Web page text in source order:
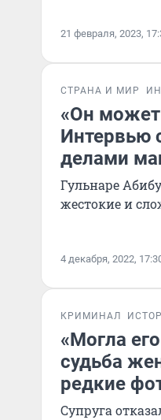
21 февраля, 2023,
СТРАНА И МИР
«Он может
Интервью
делами
Гульнаре
жестокие и
4 декабря, 2022,
КРИМИНАЛ
«Могла
судьба
редкие
Супруга